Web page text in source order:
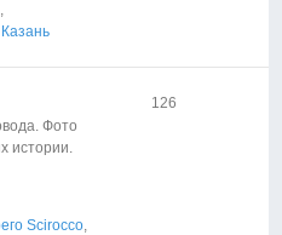
,
Казань
Фото
истории.
Scirocco,
126